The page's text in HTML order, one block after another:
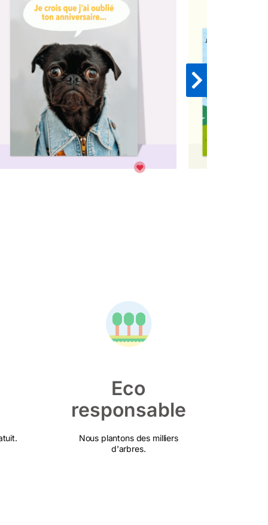
Eco
responsable
Nous plantons des milliers
d'arbres.